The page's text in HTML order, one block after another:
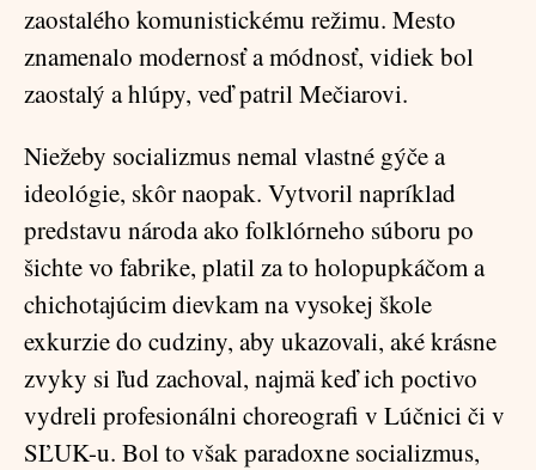
zaostalého komunistickému režimu. Mesto
znamenalo modernosť a módnosť, vidiek bol
zaostalý a hlúpy, veď patril Mečiarovi.
Niežeby socializmus nemal vlastné gýče a
ideológie, skôr naopak. Vytvoril napríklad
predstavu národa ako folklórneho súboru po
šichte vo fabrike, platil za to holopupkáčom a
chichotajúcim dievkam na vysokej škole
exkurzie do cudziny, aby ukazovali, aké krásne
zvyky si ľud zachoval, najmä keď ich poctivo
vydreli profesionálni choreografi v Lúčnici či v
SĽUK-u. Bol to však paradoxne socializmus,